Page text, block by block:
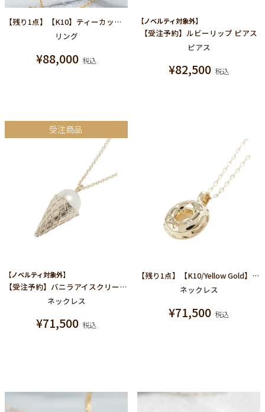
【残り1点】【K10】ティーカップ リング
リング
¥88,000 税込
【ノベルティ対象外】
【受注予約】ルビーリップ ピアス
ピアス
¥82,500 税込
受注商品
【ノベルティ対象外】
【受注予約】バニラアイスクリーム ネックレス(K10イエローゴールド)
ネックレス
¥71,500 税込
【残り1点】【K10/Yellow Gold】シュガー ナッツ ドーナッツ ネックレス
ネックレス
¥71,500 税込